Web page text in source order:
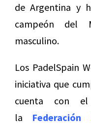
de Argentina y
campeón del
masculino.
Los PadelSpain
iniciativa que
cuenta con
la